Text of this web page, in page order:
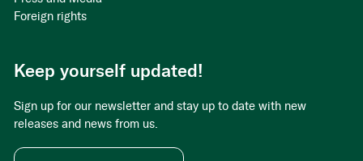
Foreign rights
Keep yourself updated!
Sign up for our newsletter and stay up to date with new
releases and news from us.